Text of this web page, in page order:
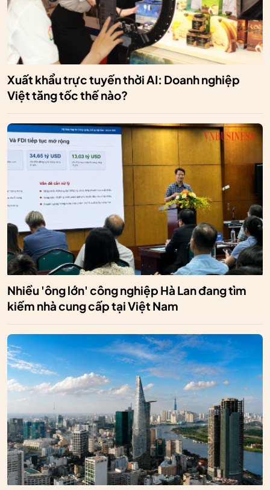
Xuất khẩu trực tuyến thời AI: Doanh nghiệp
Việt tăng tốc thế nào?
Nhiều 'ông lớn' công nghiệp Hà Lan đang tìm
kiếm nhà cung cấp tại Việt Nam